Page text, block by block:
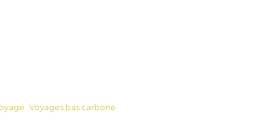
Voyages bas carbone